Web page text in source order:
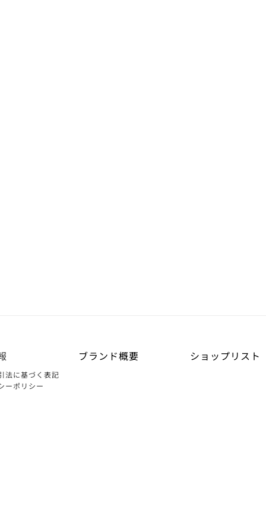
法に基づく表記
ーポリシー
ブランド概要 ショップリスト